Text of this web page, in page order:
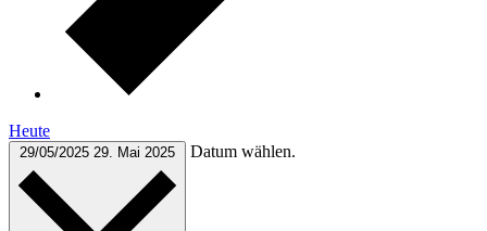
Heute
29/05/2025 29. Mai 2025 Datum wählen.